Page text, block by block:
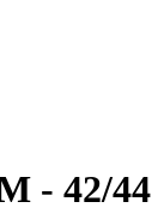
- 42/44